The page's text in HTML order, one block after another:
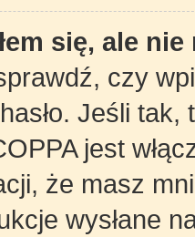
się, ale
czy
Jeśli tak,
jest
że masz
wysłane